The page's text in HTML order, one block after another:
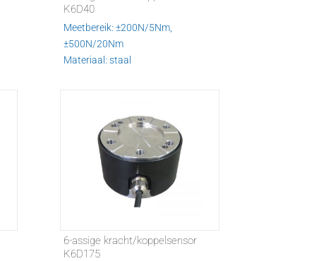
K6D40
Meetbereik: ±200N/5Nm,
±500N/20Nm
Materiaal: staal
6-assige kracht/koppelsensor
K6D175